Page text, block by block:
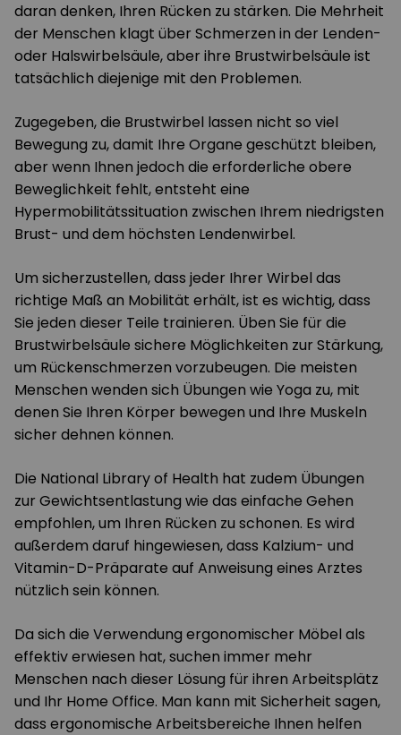
daran denken, Ihren Rücken zu stärken. Die Mehrheit
der Menschen klagt über Schmerzen in der Lenden-
oder Halswirbelsäule, aber ihre Brustwirbelsäule ist
tatsächlich diejenige mit den Problemen.
Zugegeben, die Brustwirbel lassen nicht so viel
Bewegung zu, damit Ihre Organe geschützt bleiben,
aber wenn Ihnen jedoch die erforderliche obere
Beweglichkeit fehlt, entsteht eine
Hypermobilitätssituation zwischen Ihrem niedrigsten
Brust- und dem höchsten Lendenwirbel.
Um sicherzustellen, dass jeder Ihrer Wirbel das
richtige Maß an Mobilität erhält, ist es wichtig, dass
Sie jeden dieser Teile trainieren. Üben Sie für die
Brustwirbelsäule sichere Möglichkeiten zur Stärkung,
um Rückenschmerzen vorzubeugen. Die meisten
Menschen wenden sich Übungen wie Yoga zu, mit
denen Sie Ihren Körper bewegen und Ihre Muskeln
sicher dehnen können.
Die National Library of Health hat zudem Übungen
zur Gewichtsentlastung wie das einfache Gehen
empfohlen, um Ihren Rücken zu schonen. Es wird
außerdem daruf hingewiesen, dass Kalzium- und
Vitamin-D-Präparate auf Anweisung eines Arztes
nützlich sein können.
Da sich die Verwendung ergonomischer Möbel als
effektiv erwiesen hat, suchen immer mehr
Menschen nach dieser Lösung für ihren Arbeitsplätz
und Ihr Home Office. Man kann mit Sicherheit sagen,
dass ergonomische Arbeitsbereiche Ihnen helfen